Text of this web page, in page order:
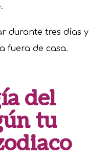
durante tres días y
fuera de casa.
del
tu